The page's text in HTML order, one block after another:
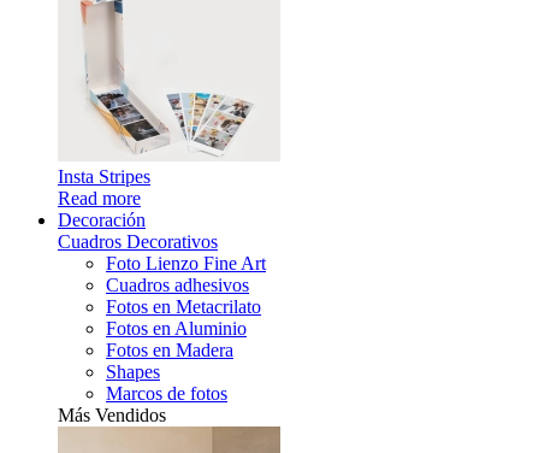
Insta Stripes
Read more
Decoración
Cuadros Decorativos
Foto Lienzo Fine Art
Cuadros adhesivos
Fotos en Metacrilato
Fotos en Aluminio
Fotos en Madera
Shapes
Marcos de fotos
Más Vendidos